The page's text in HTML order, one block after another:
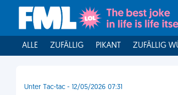
ALLE ZUFÄLLIG PIKANT ZUFÄLLIG
Unter Tac-tac - 12/05/2026 07:31